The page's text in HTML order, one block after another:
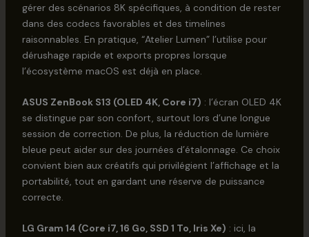
gérer des scénarios 8K spécifiques, à condition de rester
dans des codecs favorables et des timelines
raisonnables. En pratique, “Atelier Lumen” l’utilise pour
dérushage rapide et exports propres lorsque
l’écosystème macOS est déjà en place.
ASUS ZenBook S13 (OLED 4K, Core i7) : l’écran OLED 4K
se distingue par son confort, surtout lors d’une longue
session de correction. De plus, la réduction de lumière
bleue peut aider sur des journées d’étalonnage. Ce choix
convient bien aux créatifs qui privilégient l’affichage et la
portabilité, tout en gardant une réserve de puissance
correcte.
LG Gram 14 (Core i7, 16 Go, SSD 1 To, Iris Xe) : ici, la